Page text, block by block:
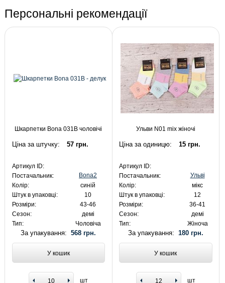
Персональні рекомендації
Шкарпетки Bona 031B чоловічі
Ціна за штучку: 57 грн.
Артикул ID:
Постачальник:
Bona2
Колір:
синій
Штук в упаковці:
10
Розміри:
43-46
Сезон:
демі
Тип:
Чоловіча
За упакування:568 грн.
У кошик
шт
Ульви N01 mix жіночі
Ціна за одиницю: 15 грн.
Артикул ID:
Постачальник:
Ульві
Колір:
мікс
Штук в упаковці:
12
Розміри:
36-41
Сезон:
демі
Тип:
Жіноча
За упакування: 180 грн.
У кошик
шт